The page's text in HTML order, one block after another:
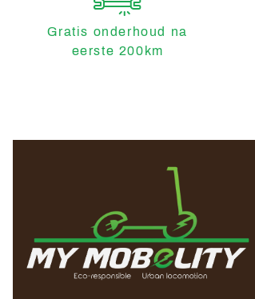
Gratis onderhoud na
eerste 200km